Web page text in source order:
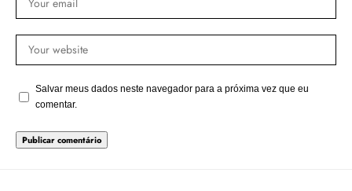
Salvar meus dados neste navegador para a próxima vez que eu
comentar.